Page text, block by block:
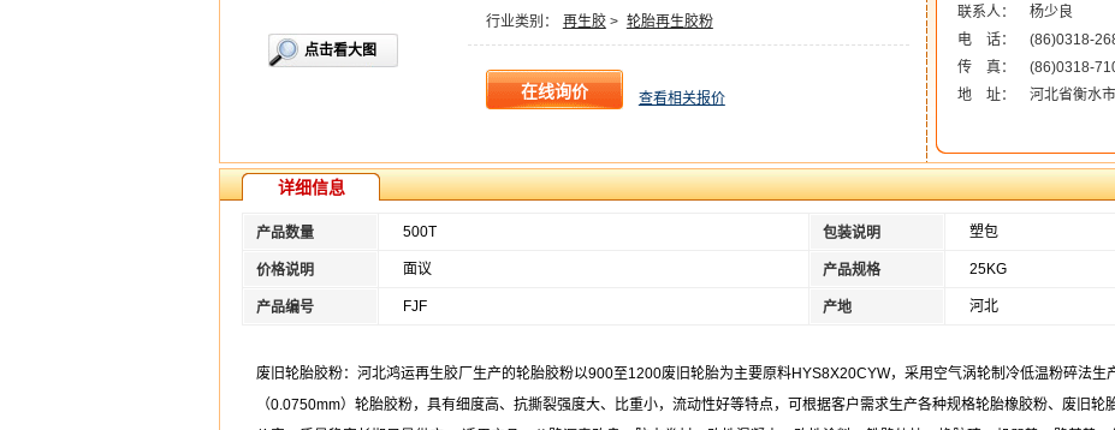
点击看大图
行业类别：
再生胶> 轮胎再生胶粉
查看相关报价
联系人：
杨少良
电 话：
(86)0318-
传 真：
(86)0318-
地 址：
河北省衡水
详细信息
产品数量 500T 包装说明 塑包
价格说明 面议 产品规格 25KG
产品编号 FJF 产地 河北
废旧轮胎胶粉：河北鸿运再生胶厂生产的轮胎胶粉以900至1200废旧轮胎为主要原料HYS8X20CYW，采用空气涡轮制冷低温粉碎法生
（0.0750mm）轮胎胶粉，具有细度高、抗撕裂强度大、比重小，流动性好等特点，可根据客户需求生产各种规格轮胎橡胶粉、废旧